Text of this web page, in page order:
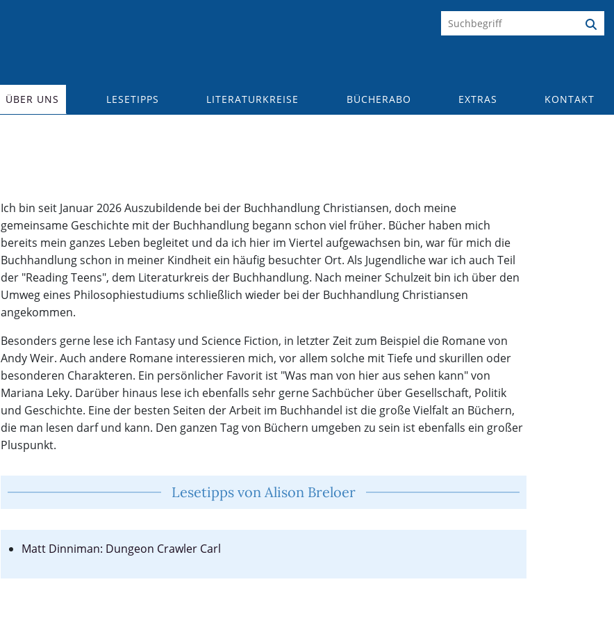
ÜBER UNS LESETIPPS LITERATURKREISE BÜCHERABO EXTRAS KONTAKT
Ich bin seit Januar 2026 Auszubildende bei der Buchhandlung Christiansen, doch meine
gemeinsame Geschichte mit der Buchhandlung begann schon viel früher. Bücher haben mich
bereits mein ganzes Leben begleitet und da ich hier im Viertel aufgewachsen bin, war für mich die
Buchhandlung schon in meiner Kindheit ein häufig besuchter Ort. Als Jugendliche war ich auch Teil
der "Reading Teens", dem Literaturkreis der Buchhandlung. Nach meiner Schulzeit bin ich über den
Umweg eines Philosophiestudiums schließlich wieder bei der Buchhandlung Christiansen
angekommen.
Besonders gerne lese ich Fantasy und Science Fiction, in letzter Zeit zum Beispiel die Romane von
Andy Weir. Auch andere Romane interessieren mich, vor allem solche mit Tiefe und skurillen oder
besonderen Charakteren. Ein persönlicher Favorit ist "Was man von hier aus sehen kann" von
Mariana Leky. Darüber hinaus lese ich ebenfalls sehr gerne Sachbücher über Gesellschaft, Politik
und Geschichte. Eine der besten Seiten der Arbeit im Buchhandel ist die große Vielfalt an Büchern,
die man lesen darf und kann. Den ganzen Tag von Büchern umgeben zu sein ist ebenfalls ein großer
Pluspunkt.
Lesetipps von Alison Breloer
Matt Dinniman: Dungeon Crawler Carl